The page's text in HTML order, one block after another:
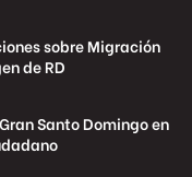
sobre Migración
de RD
Santo Domingo en